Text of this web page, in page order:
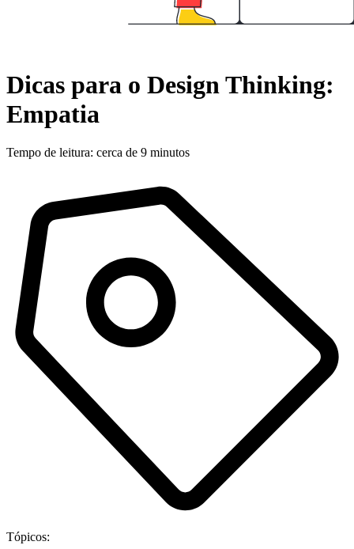
Dicas para o Design Thinking:
Empatia
Tempo de leitura: cerca de 9 minutos
Tópicos: